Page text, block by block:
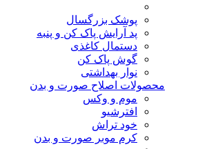
پوشک بزرگسال
پد آرایش پاک کن و پنبه
دستمال کاغذی
گوش پاک کن
نوار بهداشتی
محصولات اصلاح صورت و بدن
موم و وکس
افترشیو
خود تراش
کرم موبر صورت و بدن